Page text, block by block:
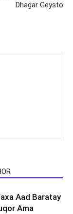
Dhagar Geysto
Aad Baratay
Ama